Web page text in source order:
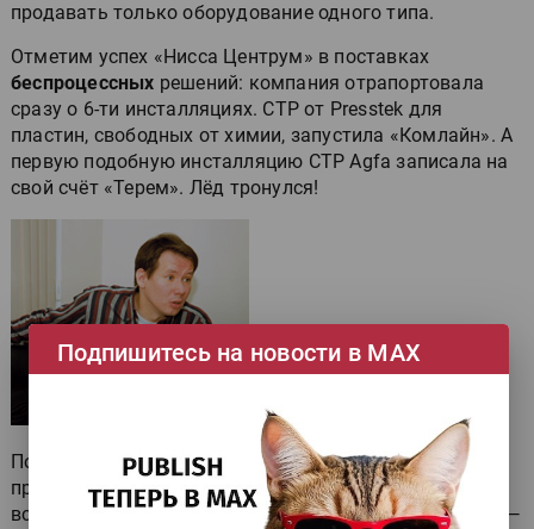
продавать только оборудование одного типа.
Отметим успех «Нисса Центрум» в поставках
беспроцессных решений: компания отрапортовала
сразу о 6-ти инсталляциях. CTP от Presstek для
пластин, свободных от химии, запустила «Комлайн». А
первую подобную инсталляцию CTP Agfa записала на
свой счёт «Терем». Лёд тронулся!
Подсчёт по типам пластин
в прошлом году не
проводился, поэтому лишь констатируем: больше
всего инсталляций сделано для термальных пластин —
Подпишитесь на новости в МАХ